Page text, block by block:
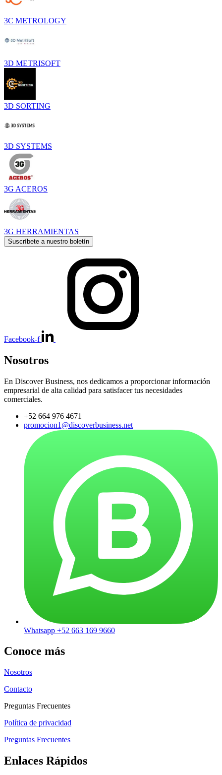
3C METROLOGY
3D METRISOFT
3D SORTING
3D SYSTEMS
3G ACEROS
3G HERRAMIENTAS
Suscríbete a nuestro boletín
Facebook-f
Nosotros
En Discover Business, nos dedicamos a proporcionar información
empresarial de alta calidad para satisfacer tus necesidades
comerciales.
+52 664 976 4671
promocion1@discoverbusiness.net
Whatsapp +52 663 169 9660
Conoce más
Nosotros
Contacto
Preguntas Frecuentes
Política de privacidad
Preguntas Frecuentes
Enlaces Rápidos